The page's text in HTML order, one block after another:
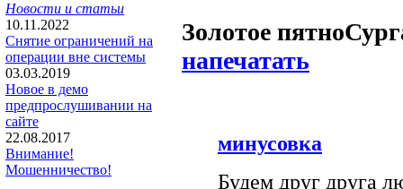
Новости и статьи
10.11.2022
Снятие ограничений на
операции вне системы
03.03.2019
Новое в демо
предпрослушивании на
сайте
22.08.2017
Внимание!
Мошенничество!
Золотое пятно
напечатать
минусовка
Будем дpуг дpуга